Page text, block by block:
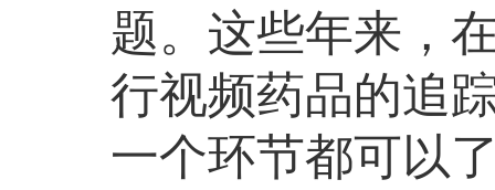
题。这些年来，
行视频药品的追
一个环节都可以